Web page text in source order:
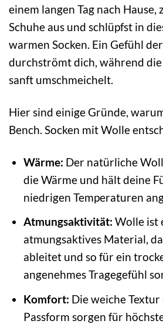
einem langen Tag nach Hause,
Schuhe aus und schlüpfst in
warmen Socken. Ein Gefühl
durchströmt dich, während
sanft umschmeichelt.
Hier sind einige Gründe,
Bench. Socken mit Wolle
Wärme: Der natürliche
die Wärme und hält deine
niedrigen Temperaturen
Atmungsaktivität: Wolle ist
atmungsaktives Material,
ableitet und so für ein
angenehmes Tragegefühl
Komfort: Die weiche
Passform sorgen für